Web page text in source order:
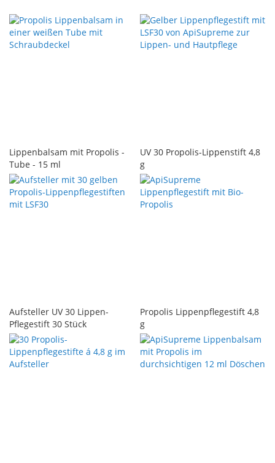
Lippenbalsam mit Propolis -
Tube - 15 ml
UV 30 Propolis-Lippenstift 4,8
g
Aufsteller UV 30 Lippen-
Pflegestift 30 Stück
Propolis Lippenpflegestift 4,8
g